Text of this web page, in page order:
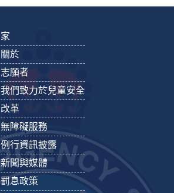
家
關於
志願者
我們致力於兒童安全
改革
無障礙服務
例行資訊披露
新聞與媒體
罰息政策